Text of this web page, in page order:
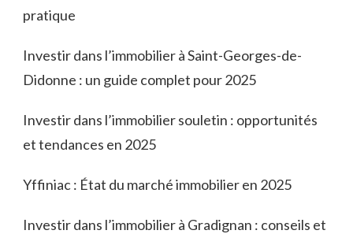
pratique
Investir dans l’immobilier à Saint-Georges-de-
Didonne : un guide complet pour 2025
Investir dans l’immobilier souletin : opportunités
et tendances en 2025
Yffiniac : État du marché immobilier en 2025
Investir dans l’immobilier à Gradignan : conseils et